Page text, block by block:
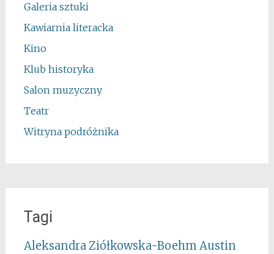
Galeria sztuki
Kawiarnia literacka
Kino
Klub historyka
Salon muzyczny
Teatr
Witryna podróżnika
Tagi
Aleksandra Ziółkowska-Boehm Austin